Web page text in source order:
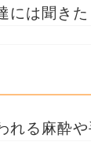
は聞きた
る麻酔や